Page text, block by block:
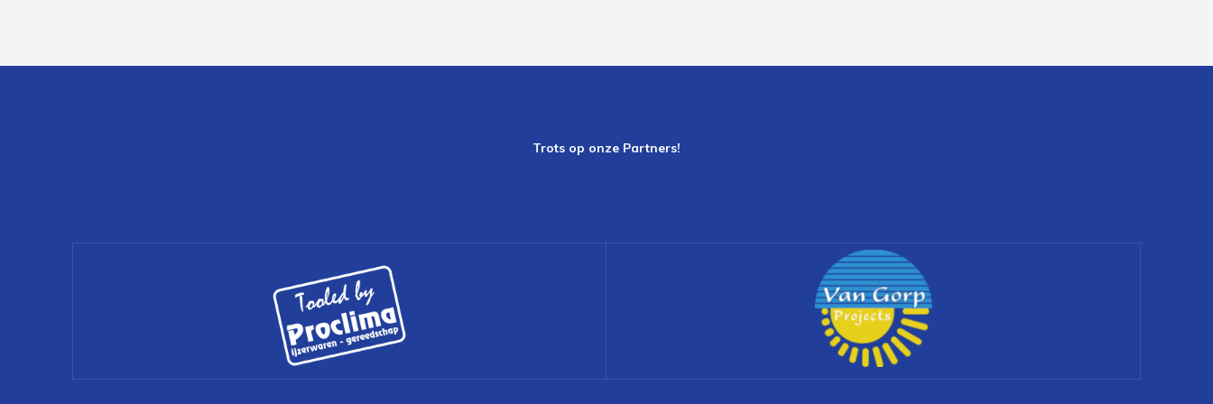
Trots op onze Partners!